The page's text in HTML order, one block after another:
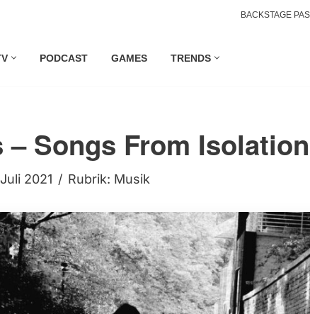
BACKSTAGE
PODCAST GAMES TRENDS
Songs From
2021 Rubrik: Musik